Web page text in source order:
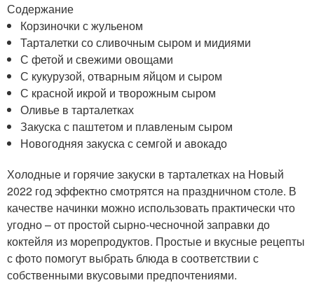
Содержание
Корзиночки с жульеном
Тарталетки со сливочным сыром и мидиями
С фетой и свежими овощами
С кукурузой, отварным яйцом и сыром
С красной икрой и творожным сыром
Оливье в тарталетках
Закуска с паштетом и плавленым сыром
Новогодняя закуска с семгой и авокадо
Холодные и горячие закуски в тарталетках на Новый
2022 год эффектно смотрятся на праздничном столе. В
качестве начинки можно использовать практически что
угодно – от простой сырно-чесночной заправки до
коктейля из морепродуктов. Простые и вкусные рецепты
с фото помогут выбрать блюда в соответствии с
собственными вкусовыми предпочтениями.